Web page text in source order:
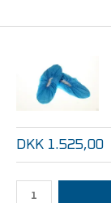
DKK 1.525,00